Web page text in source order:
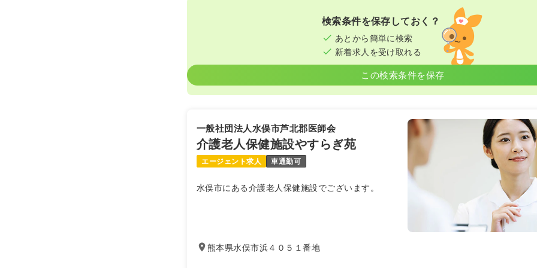
検索条件を保存しておく？
あとから簡単に検索
新着求人を受け取れる
この検索条件を保存
一般社団法人水俣市芦北郡医師会
介護老人保健施設やすらぎ苑
エージェント求人 車通勤可
水俣市にある介護老人保健施設でございます。
熊本県水俣市浜４０５１番地